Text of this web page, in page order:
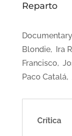
Reparto
Blondie, Ira
Francisco,
Paco Catalá,
Crítica